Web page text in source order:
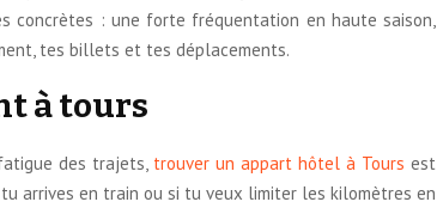
concrètes : une forte fréquentation en haute saison,
tes billets et tes déplacements.
à tours
des trajets, trouver un appart hôtel à Tours est
arrives en train ou si tu veux limiter les kilomètres en